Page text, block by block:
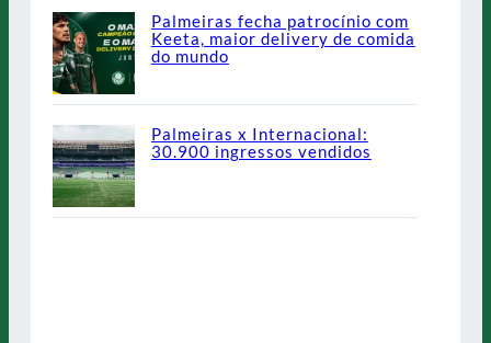
Palmeiras fecha patrocínio com
Keeta, maior delivery de comida
do mundo
Palmeiras x Internacional:
30.900 ingressos vendidos